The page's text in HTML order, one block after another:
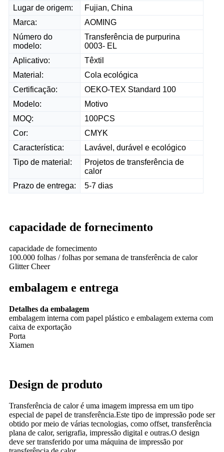
Lugar de origem:
Fujian, China
Marca:
AOMING
Número do
modelo:
Transferência de purpurina
0003- EL
Aplicativo:
Têxtil
Material:
Cola ecológica
Certificação:
OEKO-TEX Standard 100
Modelo:
Motivo
MOQ:
100PCS
Cor:
CMYK
Característica:
Lavável, durável e ecológico
Tipo de material:
Projetos de transferência de
calor
Prazo de entrega:
5-7 dias
capacidade de fornecimento
capacidade de fornecimento
100.000 folhas / folhas por semana de transferência de calor
Glitter Cheer
embalagem e entrega
Detalhes da embalagem
embalagem interna com papel plástico e embalagem externa com
caixa de exportação
Porta
Xiamen
Design de produto
Transferência de calor é uma imagem impressa em um tipo
especial de papel de transferência.Este tipo de impressão pode ser
obtido por meio de várias tecnologias, como offset, transferência
plana de calor, serigrafia, impressão digital e outras.O design
deve ser transferido por uma máquina de impressão por